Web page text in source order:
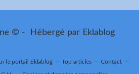
© - Hébergé par Eklablog
le portail Eklablog Top articles Contact